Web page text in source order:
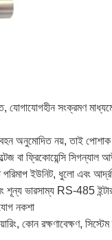
যোগাযোগহীন সংক্রমণ
অনুমোদিত নয়, তাই
বা ফ্রিকোয়েন্সি সিগন্যাল
ইউনিট, ধুলো এবং
শূন্য ভারসাম্য RS-485
নকশা
কোন রক্ষণাবেক্ষণ,